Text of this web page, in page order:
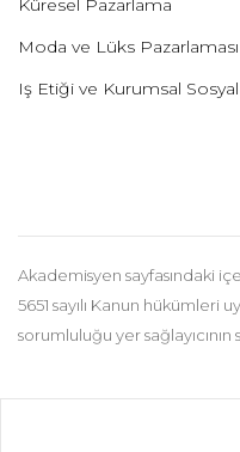
Küresel Pazarlama
Moda ve Lüks Pazarlaması
Iş Etiği ve Kurumsal
Akademisyen sayfasındaki
5651 sayılı Kanun hükümleri
sorumluluğu yer sağlayıcının